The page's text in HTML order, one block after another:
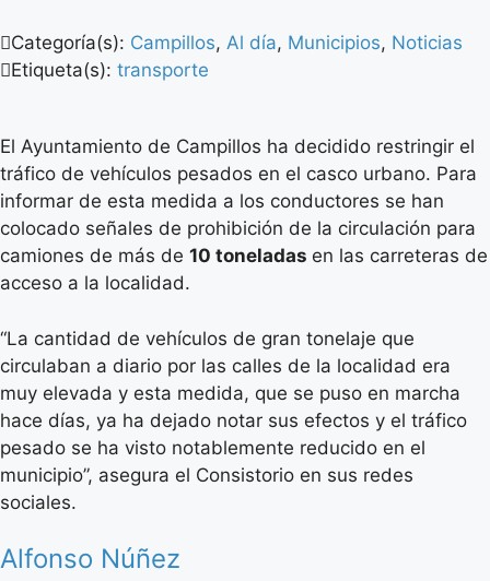
Categoría(s): Campillos, Al día, Municipios, Noticias
Etiqueta(s): transporte
El Ayuntamiento de Campillos ha decidido restringir el
tráfico de vehículos pesados en el casco urbano. Para
informar de esta medida a los conductores se han
colocado señales de prohibición de la circulación para
camiones de más de 10 toneladas en las carreteras de
acceso a la localidad.
“La cantidad de vehículos de gran tonelaje que
circulaban a diario por las calles de la localidad era
muy elevada y esta medida, que se puso en marcha
hace días, ya ha dejado notar sus efectos y el tráfico
pesado se ha visto notablemente reducido en el
municipio”, asegura el Consistorio en sus redes
sociales.
Alfonso Núñez